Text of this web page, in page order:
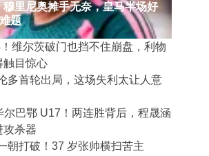
穆里尼奥摊手无奈，皇马半场好
题
！维尔茨破门也挡不住崩盘，利物
触目惊心
多首轮出局，这场失利太让人意
尔巴鄂 U17！两连胜背后，程晟涵
攻杀器
朝打破！37 岁张帅横扫苦主